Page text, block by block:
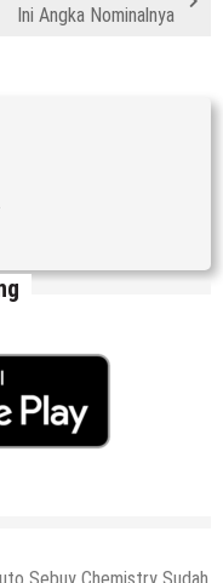
Ini Angka Nominalnya